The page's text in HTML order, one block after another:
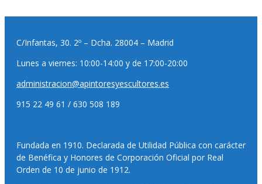
C/Infantas, 30. 2º – Dcha. 28004 – Madrid
Lunes a viernes: 10:00-14:00 y de 17:00-20:00
administracion@apintoresyescultores.es
915 22 49 61 / 630 508 189
Fundada en 1910. Declarada de Utilidad Pública con carácter
de Benéfica y Honores de Corporación Oficial por Real
Orden de 10 de junio de 1912.